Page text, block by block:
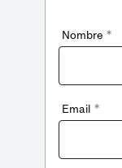
Nombre *
Email *